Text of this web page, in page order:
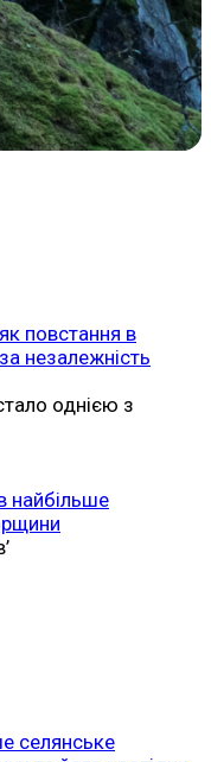
повстання в
незалежність
однією з
найбільше
селянське